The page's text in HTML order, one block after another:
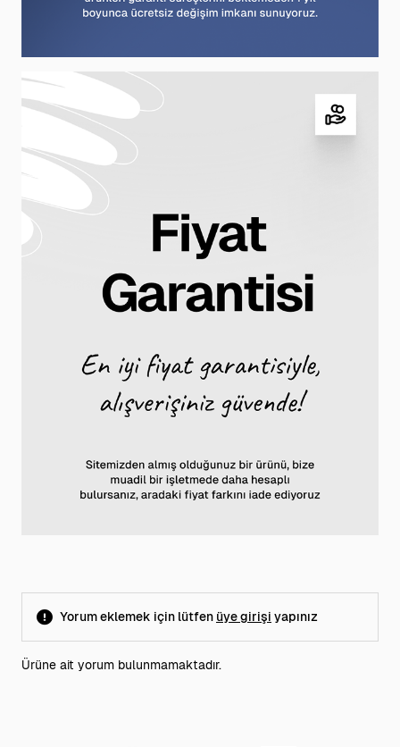
Yorum eklemek için lütfen üye girişi yapınız
Ürüne ait yorum bulunmamaktadır.